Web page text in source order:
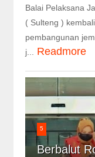
Balai Pelaksana
( Sulteng )
pembangunan
j... Readmore
5
Berbalut